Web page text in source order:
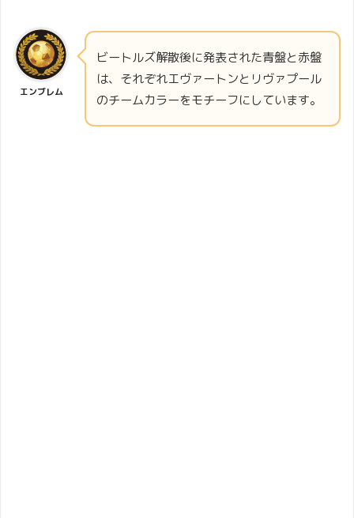
エンブレム
ビートルズ解散後に発表された青盤と赤盤
は、それぞれエヴァートンとリヴァプール
のチームカラーをモチーフにしています。